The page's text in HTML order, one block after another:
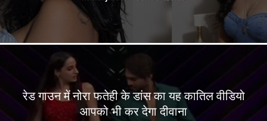
रेड गाउन में नोरा फतेही के डांस का यह कातिल वीडियो
आपको भी कर देगा दीवाना